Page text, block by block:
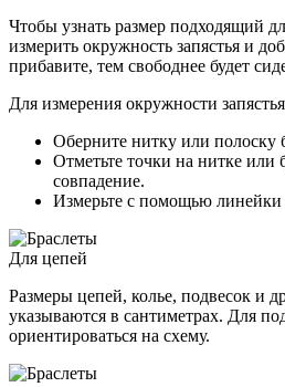
Чтобы узнать размер подходящий
измерить окружность запястья и
прибавите, тем свободнее будет
Для измерения окружности
Оберните нитку или полоску
Отметьте точки на нитке или
совпадение.
Измерьте с помощью
Для цепей
Размеры цепей, колье, подвесок и
указываются в сантиметрах. Для
ориентироваться на схему.